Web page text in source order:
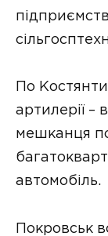
По
артилерії
мешканця
автомобіль.
Покровськ